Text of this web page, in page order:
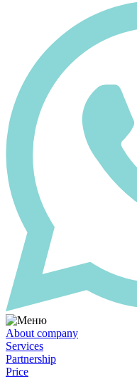
About company
Services
Partnership
Price